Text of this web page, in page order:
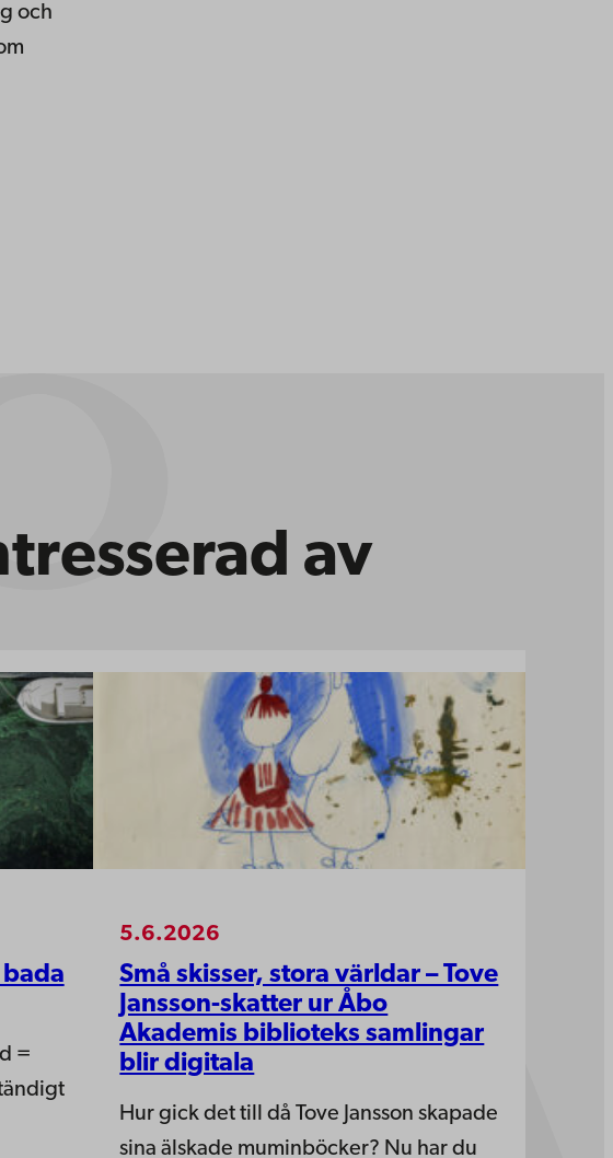
och
av
=
5.6.2026
Små skisser, stora världar – Tove
Jansson-skatter ur Åbo
Akademis biblioteks samlingar
blir digitala
Hur gick det till då Tove Jansson skapade
sina älskade muminböcker? Nu har du